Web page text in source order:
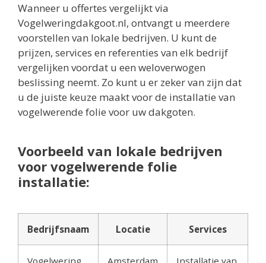
Wanneer u offertes vergelijkt via
Vogelweringdakgoot.nl, ontvangt u meerdere
voorstellen van lokale bedrijven. U kunt de
prijzen, services en referenties van elk bedrijf
vergelijken voordat u een weloverwogen
beslissing neemt. Zo kunt u er zeker van zijn dat
u de juiste keuze maakt voor de installatie van
vogelwerende folie voor uw dakgoten.
Voorbeeld van lokale bedrijven
voor vogelwerende folie
installatie:
Bedrijfsnaam Locatie Services
Vogelwering
Amsterdam
Installatie van